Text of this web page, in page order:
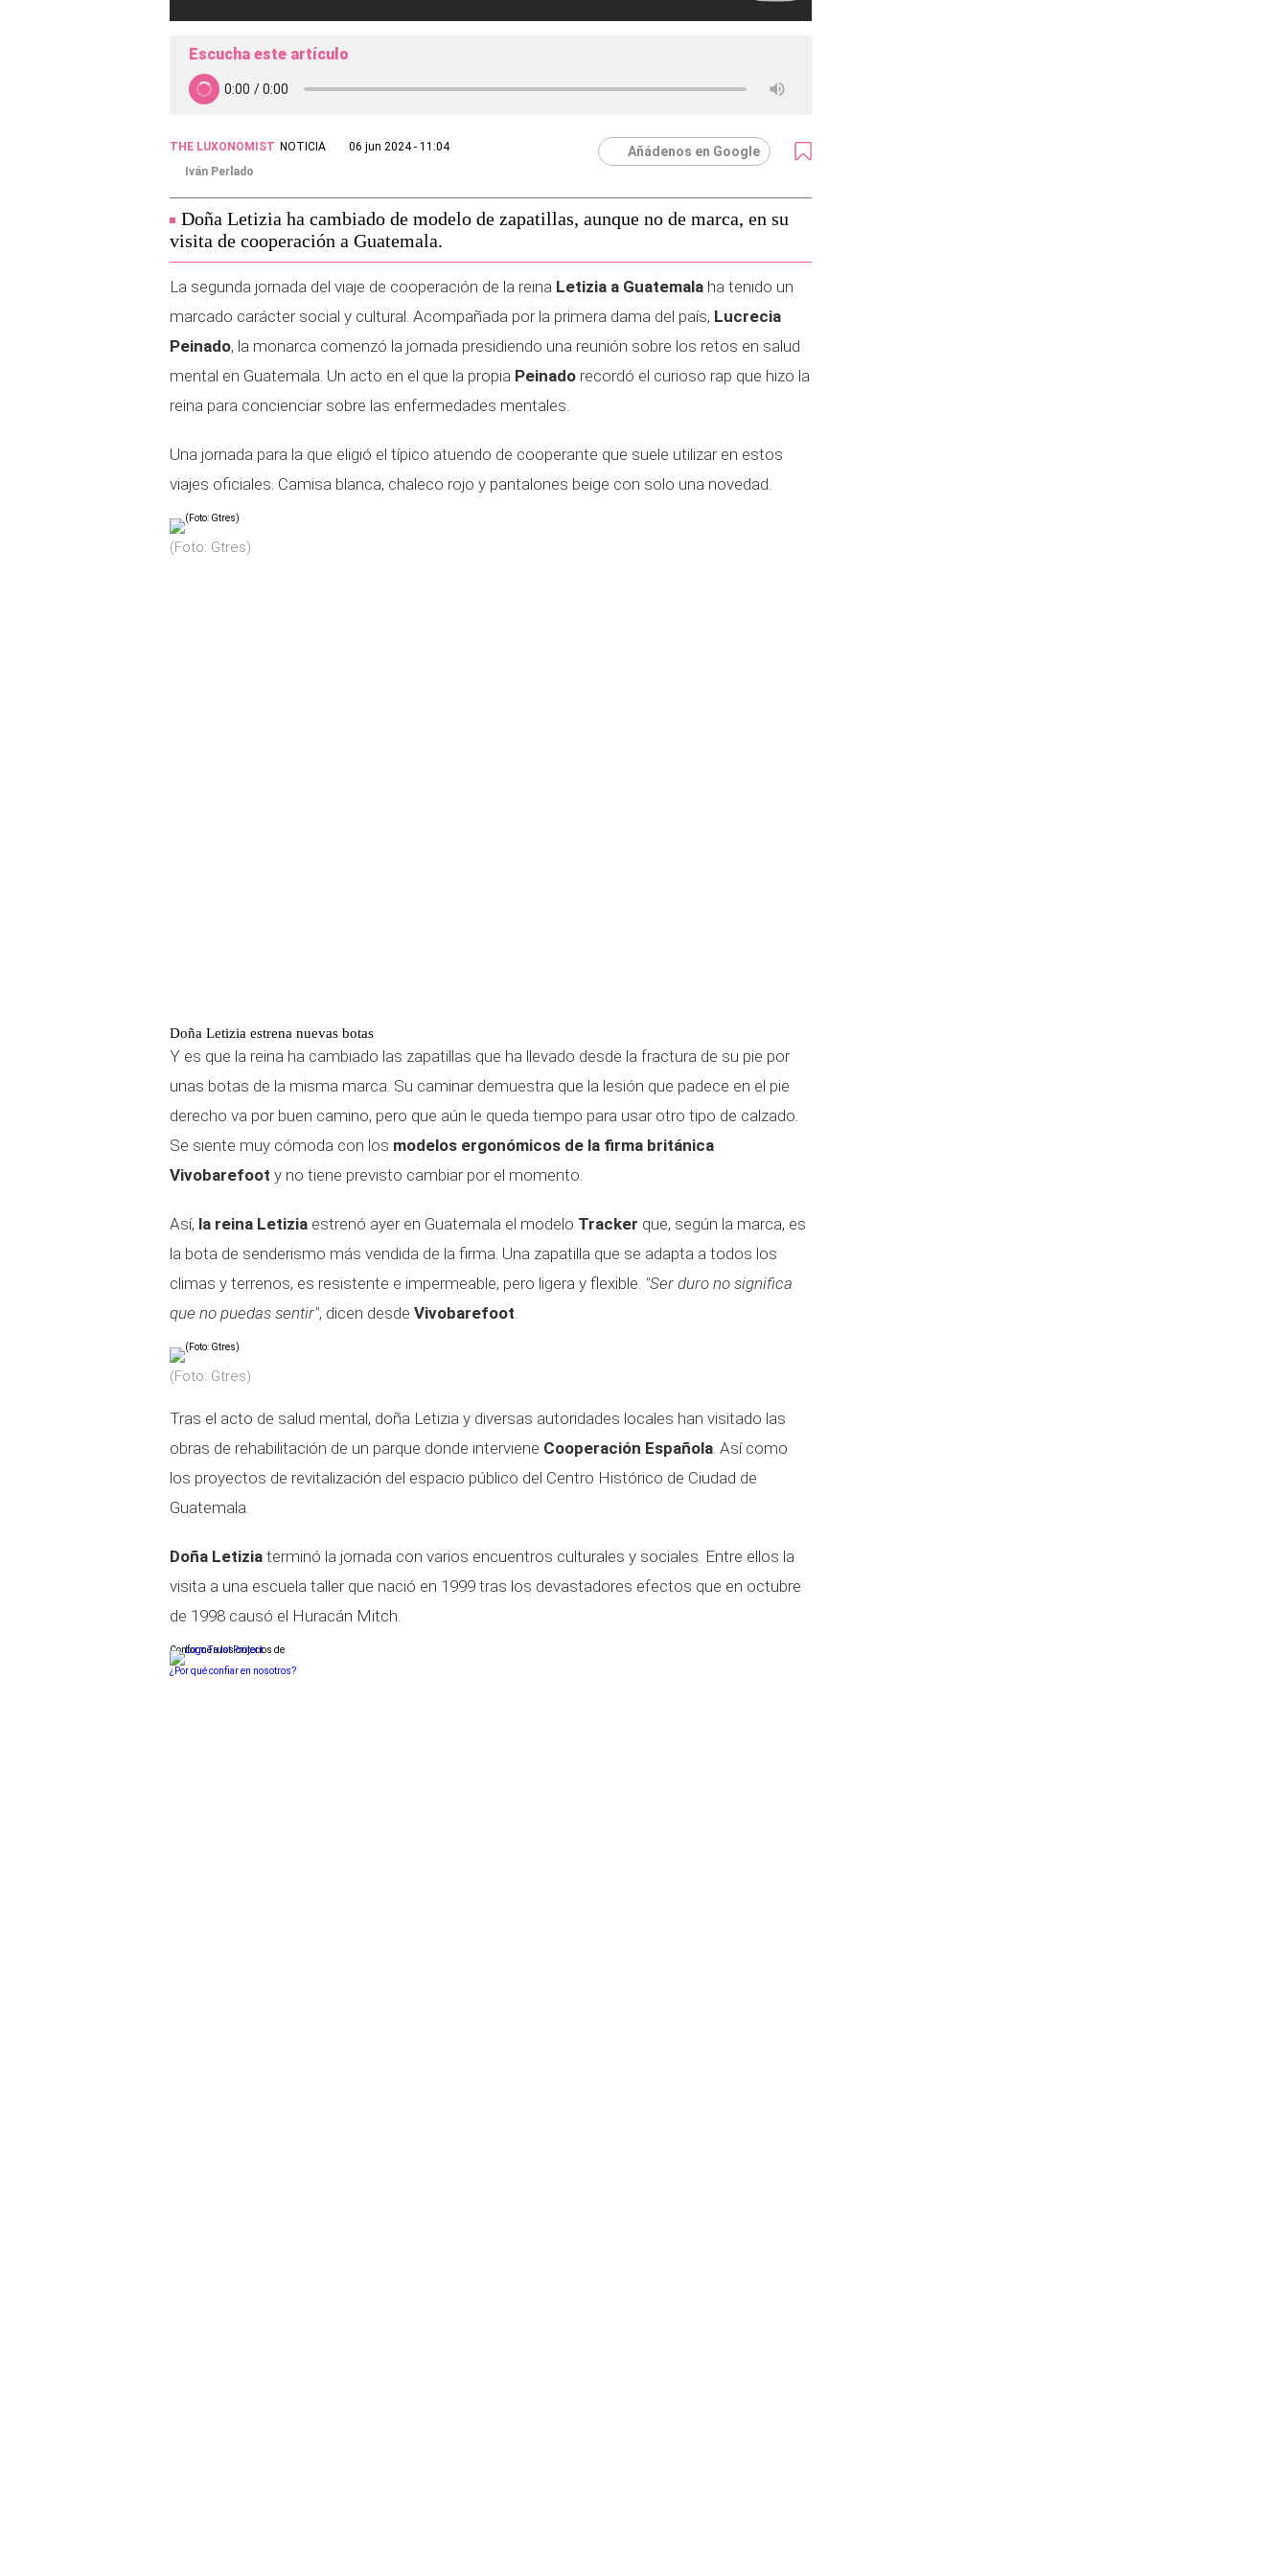
Escucha este artículo
THE LUXONOMIST NOTICIA
06 jun 2024 - 11:04
Iván Perlado
Añádenos en Google
Doña Letizia ha cambiado de modelo de zapatillas, aunque no de marca, en su
visita de cooperación a Guatemala.
La segunda jornada del viaje de cooperación de la reina Letizia a Guatemala ha tenido un
marcado carácter social y cultural. Acompañada por la primera dama del país, Lucrecia
Peinado, la monarca comenzó la jornada presidiendo una reunión sobre los retos en salud
mental en Guatemala. Un acto en el que la propia Peinado recordó el curioso rap que hizo la
reina para concienciar sobre las enfermedades mentales.
Una jornada para la que eligió el típico atuendo de cooperante que suele utilizar en estos
viajes oficiales. Camisa blanca, chaleco rojo y pantalones beige con solo una novedad.
(Foto: Gtres)
Doña Letizia estrena nuevas botas
Y es que la reina ha cambiado las zapatillas que ha llevado desde la fractura de su pie por
unas botas de la misma marca. Su caminar demuestra que la lesión que padece en el pie
derecho va por buen camino, pero que aún le queda tiempo para usar otro tipo de calzado.
Se siente muy cómoda con los modelos ergonómicos de la firma británica
Vivobarefoot y no tiene previsto cambiar por el momento.
Así, la reina Letizia estrenó ayer en Guatemala el modelo Tracker que, según la marca, es
la bota de senderismo más vendida de la firma. Una zapatilla que se adapta a todos los
climas y terrenos, es resistente e impermeable, pero ligera y flexible. "Ser duro no significa
que no puedas sentir", dicen desde Vivobarefoot
(Foto: Gtres)
Tras el acto de salud mental, doña Letizia y diversas autoridades locales han visitado las
obras de rehabilitación de un parque donde interviene Cooperación Española . Así como
los proyectos de revitalización del espacio público del Centro Histórico de Ciudad de
Guatemala.
Doña Letizia terminó la jornada con varios encuentros culturales y sociales. Entre ellos la
visita a una escuela taller que nació en 1999 tras los devastadores efectos que en octubre
de 1998 causó el Huracán Mitch.
Conforme a los criterios de
¿Por qué confiar en nosotros?